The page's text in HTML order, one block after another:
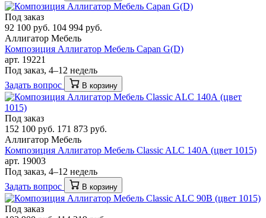
Под заказ
92 100 руб. 104 994 руб.
Аллигатор Мебель
Композиция Аллигатор Мебель Capan G(D)
арт. 19221
Под заказ, 4–12 недель
Задать вопрос
В корзину
Под заказ
152 100 руб. 171 873 руб.
Аллигатор Мебель
Композиция Аллигатор Мебель Classic ALC 140А (цвет 1015)
арт. 19003
Под заказ, 4–12 недель
Задать вопрос
В корзину
Под заказ